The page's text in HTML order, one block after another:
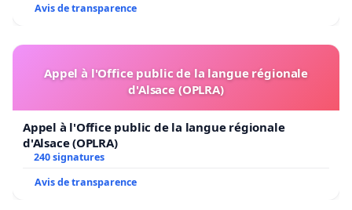
Avis de transparence
Appel à l'Office public de la langue régionale
d'Alsace (OPLRA)
Appel à l'Office public de la langue régionale
d'Alsace (OPLRA)
240 signatures
Avis de transparence